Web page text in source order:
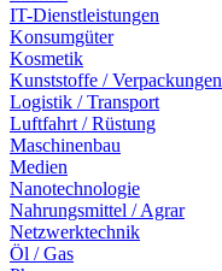
IT-Dienstleistungen
Konsumgüter
Kosmetik
Kunststoffe / Verpackungen
Logistik / Transport
Luftfahrt / Rüstung
Maschinenbau
Medien
Nanotechnologie
Nahrungsmittel / Agrar
Netzwerktechnik
Öl / Gas